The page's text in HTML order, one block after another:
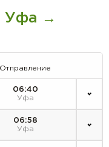
Уфа →
Отправление
06:40
Уфа
06:58
Уфа